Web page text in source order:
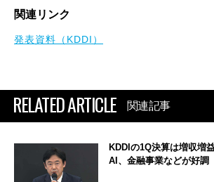
関連リンク
発表資料（KDDI）
RELATED ARTICLE 関連記事
KDDIの1Q決算は増収
AI、金融事業などが好調